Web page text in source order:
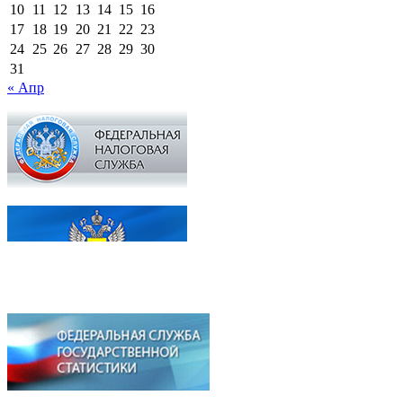
10 11 12 13 14 15 16
17 18 19 20 21 22 23
24 25 26 27 28 29 30
31
« Апр